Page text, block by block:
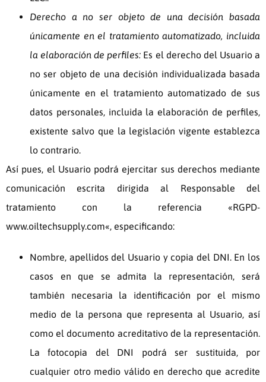
Derecho a no ser objeto de una decisión basada
únicamente en el tratamiento automatizado, incluida
la elaboración de perfiles: Es el derecho del Usuario a
no ser objeto de una decisión individualizada basada
únicamente en el tratamiento automatizado de sus
datos personales, incluida la elaboración de perfiles,
existente salvo que la legislación vigente establezca
lo contrario.
Así pues, el Usuario podrá ejercitar sus derechos mediante
comunicación escrita dirigida al Responsable del
tratamiento con la referencia «RGPD-
www.oiltechsupply.com«, especificando:
Nombre, apellidos del Usuario y copia del DNI. En los
casos en que se admita la representación, será
también necesaria la identificación por el mismo
medio de la persona que representa al Usuario, así
como el documento acreditativo de la representación.
La fotocopia del DNI podrá ser sustituida, por
cualquier otro medio válido en derecho que acredite